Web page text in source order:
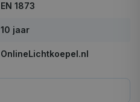
EN 1873
10 jaar
OnlineLichtkoepel.nl